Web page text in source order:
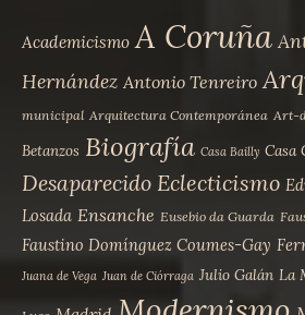
Academicismo A Coruña
Hernández Antonio Tenreiro
municipal Arquitectura Contemporánea Art-
Betanzos Biografía Casa Bailly Casa
Desaparecido Eclecticismo
Losada Ensanche Eusebio da Guarda
Faustino Domínguez Coumes-Gay
Juana de Vega Juan de Ciórraga Julio Galán La